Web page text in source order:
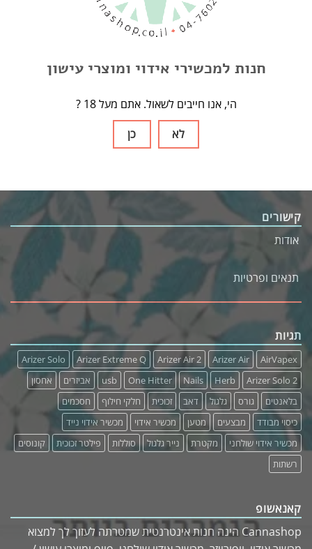
חנות למכשירי אידוי ומוצרי עישון
? הי, אנו חייבים לשאול. אתם מעל 18
כן
לא
adress
information
קאנאשופ
Cannashop הינה חנות אינטרנטית שמטרתה לעזוך לך למצוא
תגיות
AirVapex
Arizer Air
Arizer Air 2
Arizer Extreme Q
Arizer Solo
Arizer Solo 2
Herb
Nails
One Hitter
usb אביזרים
אחסון
בלאנטים
גורס גלגול דאב זכוכית חלקי חילוף
חסכמים
כיסוי מבודד
מבצעים מטען מכשיר אידוי
מכשיר אידוי נייד
מכשיר אידוי שולחני
מקטרת נייר גלגול סוללות פילטר זכוכית
קונוסים
רשתות
קישורים
אודות
תנאים ופרטיות